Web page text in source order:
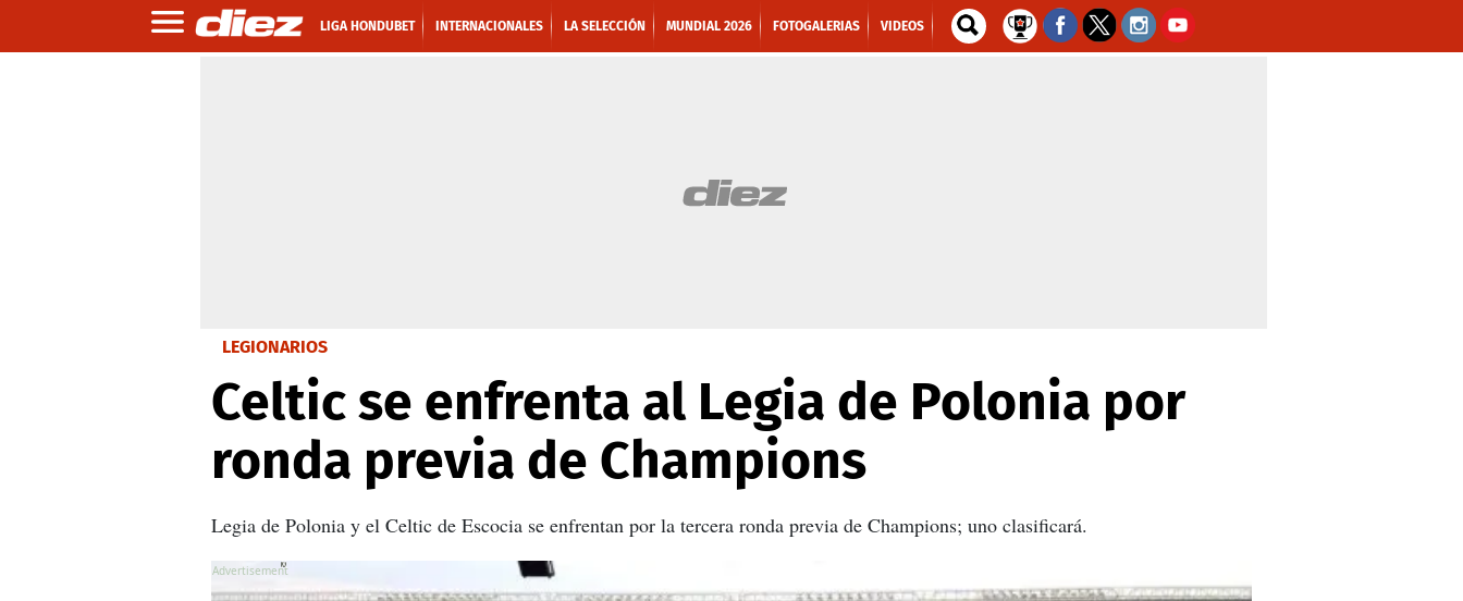
LIGA HONDUBET INTERNACIONALES LA SELECCIÓN MUNDIAL 2026 FOTOGALERIAS VIDEOS
LEGIONARIOS
Celtic se enfrenta al Legia de Polonia por
ronda previa de Champions
Legia de Polonia y el Celtic de Escocia se enfrentan por la tercera ronda previa de Champions; uno clasificará.
X